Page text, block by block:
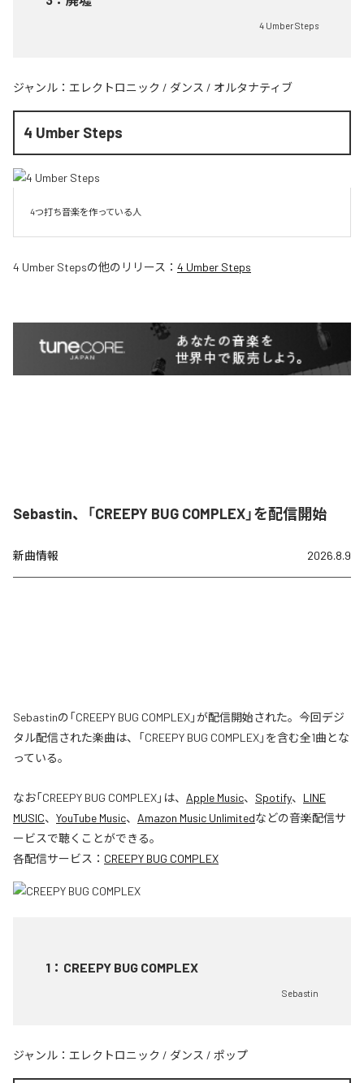
4 Umber Steps
ジャンル： エレクトロニック / ダンス / オルタナティブ
4 Umber Steps
4つ打ち音楽を作っている人
4 Umber Stepsの他のリリース： 4 Umber Steps
Sebastin、「CREEPY BUG COMPLEX」を配信開始
新曲情報 2026.8.9
Sebastinの「CREEPY BUG COMPLEX」が配信開始された。今回デジ
タル配信された楽曲は、「CREEPY BUG COMPLEX」を含む全1曲とな
っている。
なお「CREEPY BUG COMPLEX」は、 Apple Music、 Spotify、 LINE
MUSIC、 YouTube Music、 Amazon Music Unlimitedなどの音楽配信サ
ービスで聴くことができる。
各配信サービス： CREEPY BUG COMPLEX
1 ： CREEPY BUG COMPLEX
Sebastin
ジャンル： エレクトロニック / ダンス / ポップ